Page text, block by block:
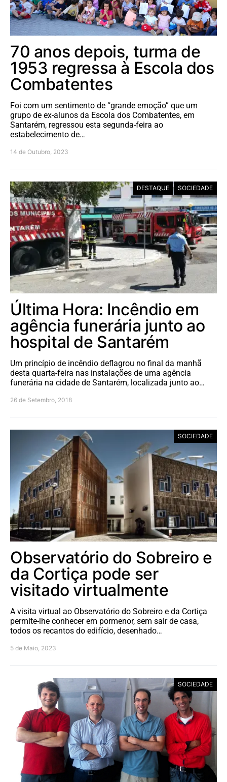
70 anos depois, turma de
1953 regressa à Escola dos
Combatentes
Foi com um sentimento de “grande emoção” que um
grupo de ex-alunos da Escola dos Combatentes, em
Santarém, regressou esta segunda-feira ao
estabelecimento de…
14 de Outubro, 2023
DESTAQUE SOCIEDADE
Última Hora: Incêndio em
agência funerária junto ao
hospital de Santarém
Um princípio de incêndio deflagrou no final da manhã
desta quarta-feira nas instalações de uma agência
funerária na cidade de Santarém, localizada junto ao…
26 de Setembro, 2018
SOCIEDADE
Observatório do Sobreiro e
da Cortiça pode ser
visitado virtualmente
A visita virtual ao Observatório do Sobreiro e da Cortiça
permite-lhe conhecer em pormenor, sem sair de casa,
todos os recantos do edifício, desenhado…
5 de Maio, 2023
SOCIEDADE